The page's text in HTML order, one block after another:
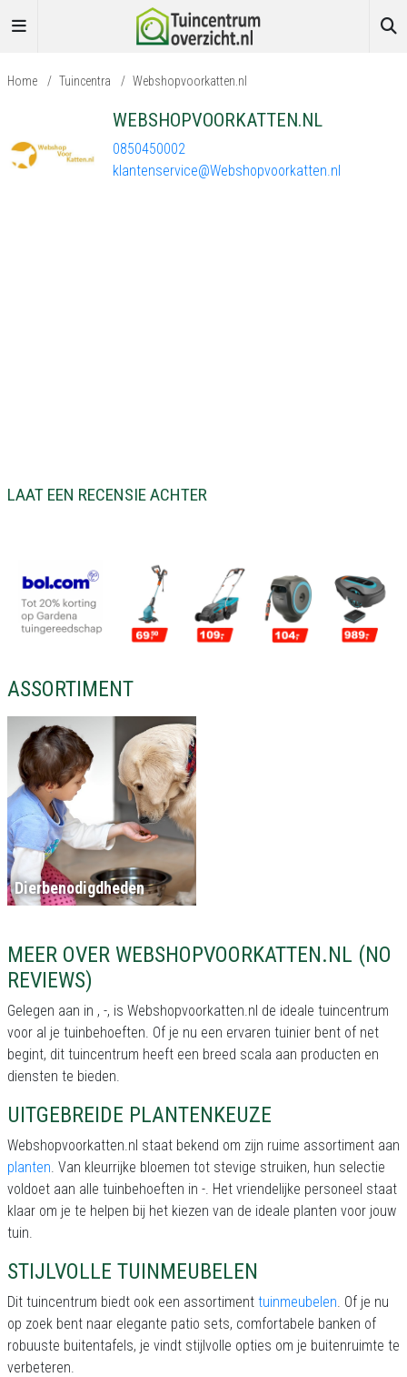
Home / Tuincentra / Webshopvoorkatten.nl
WEBSHOPVOORKATTEN.NL
0850450002
klantenservice@Webshopvoorkatten.nl
LAAT EEN RECENSIE ACHTER
ASSORTIMENT
Dierbenodigdheden
MEER OVER WEBSHOPVOORKATTEN.NL (NO
REVIEWS)
Gelegen aan in , -, is Webshopvoorkatten.nl de ideale tuincentrum
voor al je tuinbehoeften. Of je nu een ervaren tuinier bent of net
begint, dit tuincentrum heeft een breed scala aan producten en
diensten te bieden.
UITGEBREIDE PLANTENKEUZE
Webshopvoorkatten.nl staat bekend om zijn ruime assortiment aan
planten. Van kleurrijke bloemen tot stevige struiken, hun selectie
voldoet aan alle tuinbehoeften in -. Het vriendelijke personeel staat
klaar om je te helpen bij het kiezen van de ideale planten voor jouw
tuin.
STIJLVOLLE TUINMEUBELEN
Dit tuincentrum biedt ook een assortiment tuinmeubelen. Of je nu
op zoek bent naar elegante patio sets, comfortabele banken of
robuuste buitentafels, je vindt stijlvolle opties om je buitenruimte te
verbeteren.